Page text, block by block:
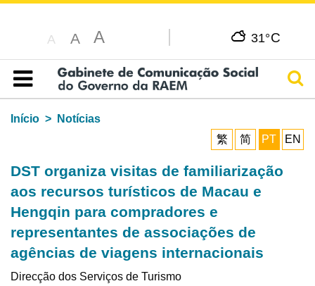
A A A 31°C
Índice
Início
Notícias
繁
简 PT EN
DST organiza visitas de familiarização
aos recursos turísticos de Macau e
Hengqin para compradores e
representantes de associações de
agências de viagens internacionais
Direcção dos Serviços de Turismo